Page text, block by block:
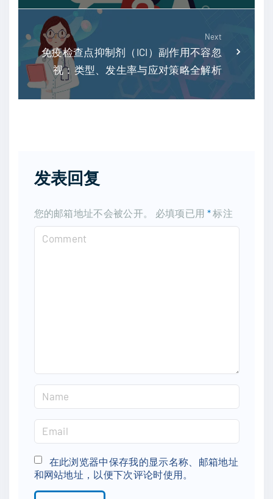
Next
免疫检查点抑制剂（ICI）副作用不容忽
视：类型、发生率与应对策略全解析
发表回复
您的邮箱地址不会被公开。 必填项已用 *标注
a
e
*
m
a
i
l
在此浏览器中保存我的显示名称、邮箱地址
和网站地址，以便下次评论时使用。